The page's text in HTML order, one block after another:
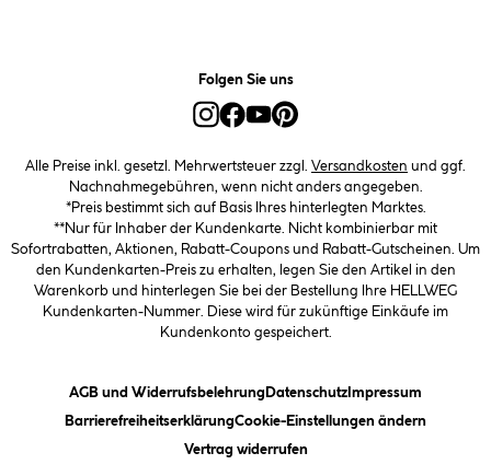
Folgen Sie uns
Alle Preise inkl. gesetzl. Mehrwertsteuer zzgl. Versandkosten und ggf.
Nachnahmegebühren, wenn nicht anders angegeben.
*Preis bestimmt sich auf Basis Ihres hinterlegten Marktes.
**Nur für Inhaber der Kundenkarte. Nicht kombinierbar mit
Sofortrabatten, Aktionen, Rabatt-Coupons und Rabatt-Gutscheinen. Um
den Kundenkarten-Preis zu erhalten, legen Sie den Artikel in den
Warenkorb und hinterlegen Sie bei der Bestellung Ihre HELLWEG
Kundenkarten-Nummer. Diese wird für zukünftige Einkäufe im
Kundenkonto gespeichert.
AGB und Widerrufsbelehrung (öffnet ein Dialogfeld)
Datenschutz(öffnet ein Dialogfeld)
Impressum
Barrierefreiheitserklärung(öffnet ein Dialogfeld)
Cookie-Einstellungen ändern(öffnet
Vertrag widerrufen